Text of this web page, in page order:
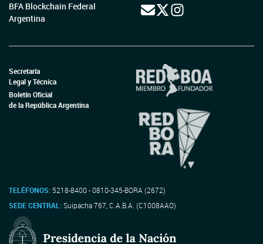
BFA Blockchain Federal
Argentina
Secretaría
Legal y Técnica
Boletín Oficial
de la República Argentina
TELÉFONOS: 5218-8400 - 0810-345-BORA (2672)
SEDE CENTRAL:Suipacha 767, C.A.B.A. (C1008AAO)